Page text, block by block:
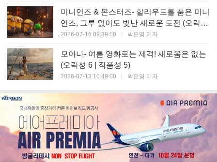
미니언즈 & 몬스터즈- 할리우드를 품은 미니
언즈, 그루 없이도 빛난 새로운 도전 (오락성
7 | 작품성 6)
2026-07-16 09:39:00 박은영 기자
모아나- 여름 영화로는 제격! 새로움은 없는
(오락성 6 | 작품성 5)
2026-07-13 10:49:00 박은영 기자